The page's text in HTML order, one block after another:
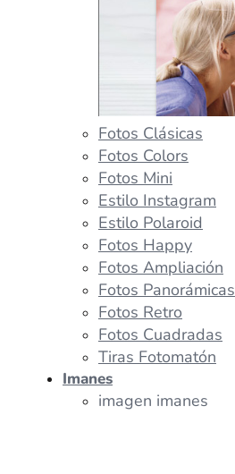
Fotos Clásicas
Fotos Colors
Fotos Mini
Estilo Instagram
Estilo Polaroid
Fotos Happy
Fotos Ampliación
Fotos Panorámicas
Fotos Retro
Fotos Cuadradas
Tiras Fotomatón
Imanes
imagen imanes